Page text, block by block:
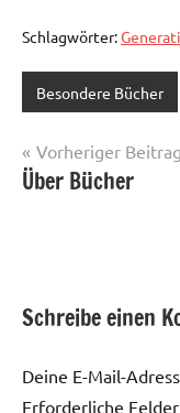
Schlagwörter:
Besondere Bücher
Vorheriger Beitrag
Über Bücher
Schreibe einen
Deine E-Mail-
Erforderliche